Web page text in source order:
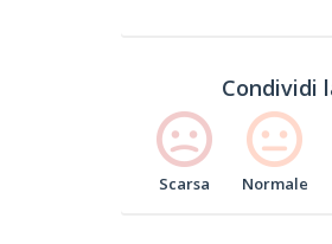
Condividi
Scarsa Normale